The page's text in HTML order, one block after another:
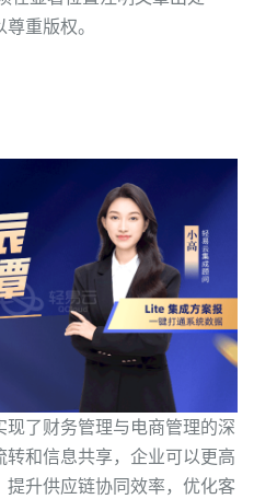
重版权。
了财务管理与电商管理的深
和信息共享，企业可以更高
升供应链协同效率，优化客